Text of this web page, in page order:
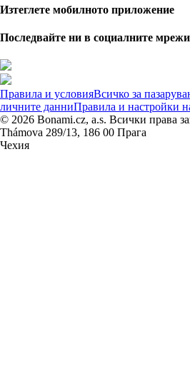
Изтеглете мобилното приложение
Последвайте ни в социалните мрежи
Правила и условияВсичко за
личните данниПравила и настройки
© 2026 Bonami.cz, a.s. Всички права
Thámova 289/13, 186 00 Прага
Чехия